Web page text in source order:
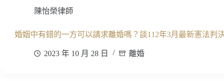
陳怡榮律師
婚姻中有錯的一方可以請求離婚嗎？談112年3月最新憲法判
2023 年 10 月 28 日 離婚